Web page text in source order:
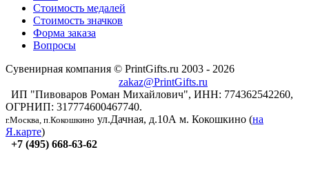
Стоимость медалей
Стоимость значков
Форма заказа
Вопросы
Сувенирная компания © PrintGifts.ru 2003 - 2026
zakaz@PrintGifts.ru
ИП "Пивоваров Роман Михайлович", ИНН: 774362542260,
ОГРНИП: 317774600467740.
г.Москва, п.Кокошкино ул.Дачная, д.10А м. Кокошкино (на
Я.карте)
+7 (495) 668-63-62